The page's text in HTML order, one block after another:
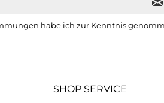
habe ich zur Kenntnis
SHOP SERVICE